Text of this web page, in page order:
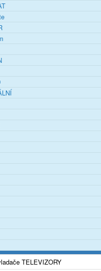
TELEVIZORY